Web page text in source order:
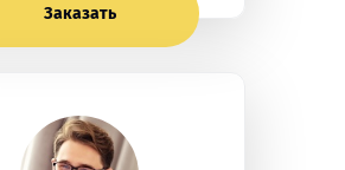
Заказать